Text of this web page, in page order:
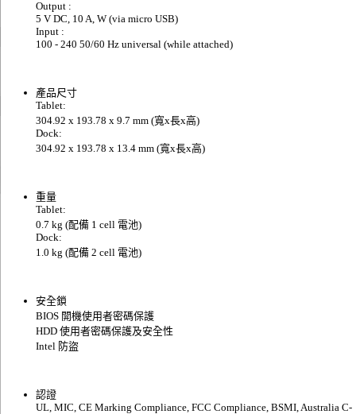
Output :
5 V DC, 10 A, W (via micro USB)
Input :
100 - 240 50/60 Hz universal (while attached)
產品尺寸
Tablet:
304.92 x 193.78 x 9.7 mm (寬x長x高)
Dock:
304.92 x 193.78 x 13.4 mm (寬x長x高)
重量
Tablet:
0.7 kg (配備 1 cell 電池)
Dock:
1.0 kg (配備 2 cell 電池)
安全鎖
BIOS 開機使用者密碼保護
HDD 使用者密碼保護及安全性
Intel 防盜
認證
UL, MIC, CE Marking Compliance, FCC Compliance, BSMI, Australia C-